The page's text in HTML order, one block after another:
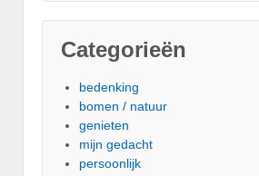
Categorieën
bedenking
bomen / natuur
genieten
mijn gedacht
persoonlijk